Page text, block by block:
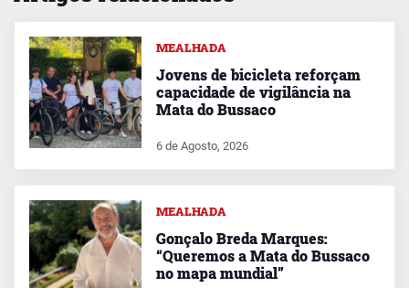
MEALHADA
Jovens de bicicleta reforçam
capacidade de vigilância na
Mata do Bussaco
6 de Agosto, 2026
MEALHADA
Gonçalo Breda Marques:
“Queremos a Mata do Bussaco
no mapa mundial”